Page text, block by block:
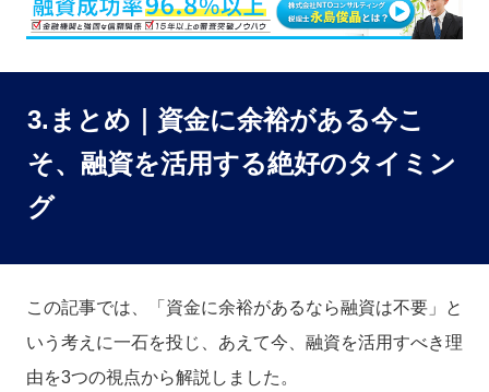
3.まとめ｜資金に余裕がある今こ
そ、融資を活用する絶好のタイミン
グ
この記事では、「資金に余裕があるなら融資は不要」と
いう考えに一石を投じ、あえて今、融資を活用すべき理
由を3つの視点から解説しました。